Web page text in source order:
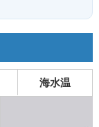
海水温